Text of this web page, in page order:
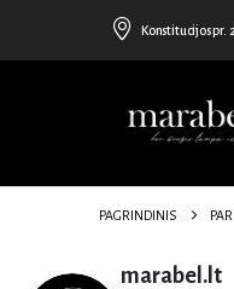
Konstitucijos pr.
PAGRINDINIS
marabel.lt